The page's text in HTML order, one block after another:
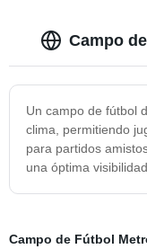
Campo
Un campo de fútbol
clima, permitiendo
para partidos
una óptima
Campo de Fútbol